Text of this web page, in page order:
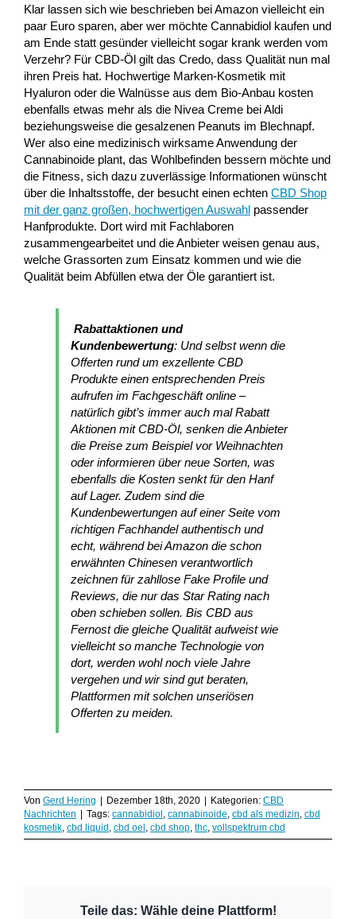
Klar lassen sich wie beschrieben bei Amazon vielleicht ein
paar Euro sparen, aber wer möchte Cannabidiol kaufen und
am Ende statt gesünder vielleicht sogar krank werden vom
Verzehr? Für CBD-Öl gilt das Credo, dass Qualität nun mal
ihren Preis hat. Hochwertige Marken-Kosmetik mit
Hyaluron oder die Walnüsse aus dem Bio-Anbau kosten
ebenfalls etwas mehr als die Nivea Creme bei Aldi
beziehungsweise die gesalzenen Peanuts im Blechnapf.
Wer also eine medizinisch wirksame Anwendung der
Cannabinoide plant, das Wohlbefinden bessern möchte und
die Fitness, sich dazu zuverlässige Informationen wünscht
über die Inhaltsstoffe, der besucht einen echten CBD Shop
mit der ganz großen, hochwertigen Auswahl passender
Hanfprodukte. Dort wird mit Fachlaboren
zusammengearbeitet und die Anbieter weisen genau aus,
welche Grassorten zum Einsatz kommen und wie die
Qualität beim Abfüllen etwa der Öle garantiert ist.
Rabattaktionen und
Kundenbewertung: Und selbst wenn die
Offerten rund um exzellente CBD
Produkte einen entsprechenden Preis
aufrufen im Fachgeschäft online –
natürlich gibt’s immer auch mal Rabatt
Aktionen mit CBD-Öl, senken die Anbieter
die Preise zum Beispiel vor Weihnachten
oder informieren über neue Sorten, was
ebenfalls die Kosten senkt für den Hanf
auf Lager. Zudem sind die
Kundenbewertungen auf einer Seite vom
richtigen Fachhandel authentisch und
echt, während bei Amazon die schon
erwähnten Chinesen verantwortlich
zeichnen für zahllose Fake Profile und
Reviews, die nur das Star Rating nach
oben schieben sollen. Bis CBD aus
Fernost die gleiche Qualität aufweist wie
vielleicht so manche Technologie von
dort, werden wohl noch viele Jahre
vergehen und wir sind gut beraten,
Plattformen mit solchen unseriösen
Offerten zu meiden.
Von Gerd Hering Dezember 18th, 2020 Kategorien: CBD
Nachrichten
Tags: cannabidiol , cannabinoide, cbd als medizin, cbd
kosmetik, cbd liquid , cbd oel , cbd shop, thc, vollspektrum cbd
Teile das: Wähle deine Plattform!